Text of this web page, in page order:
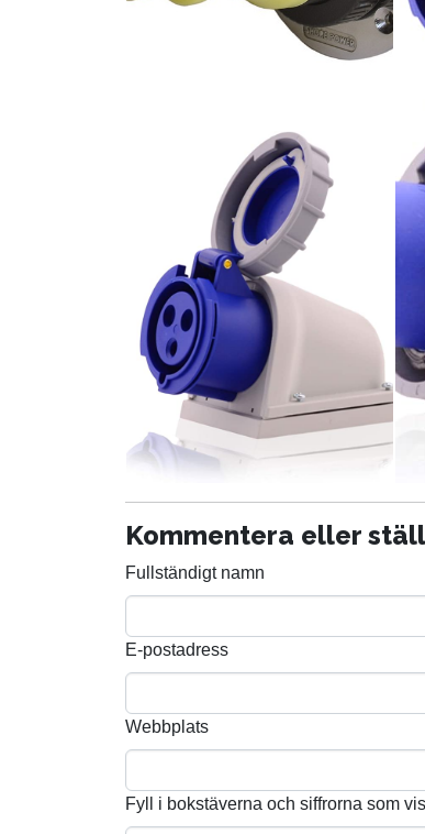
Kommentera eller
Fullständigt namn
E-postadress
Webbplats
Fyll i bokstäverna och siffrorna som